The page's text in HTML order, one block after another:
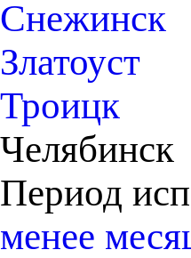
Снежинск
Златоуст
Троицк
Челябинск
Период
менее